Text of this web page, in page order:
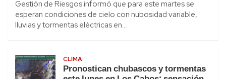
Gestión de Riesgos informó que para este martes se
esperan condiciones de cielo con nubosidad variable,
lluvias y tormentas eléctricas en…
CLIMA
Pronostican chubascos y tormentas